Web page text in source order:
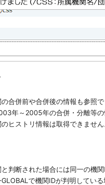
合併前や合併後の情報も参照
年～2005年の合併・分離等
ヒストリ情報は取得できませ
判断された場合には同一の機
で機関IDが判明してい